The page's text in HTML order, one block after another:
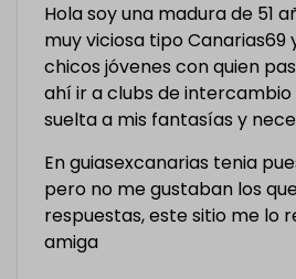
Hola soy una madura de 51
muy viciosa tipo Canarias69
chicos jóvenes con quien
ahí ir a clubs de
suelta a mis fantasías y
En guiasexcanarias tenia
pero no me gustaban los
respuestas, este sitio me lo
amiga